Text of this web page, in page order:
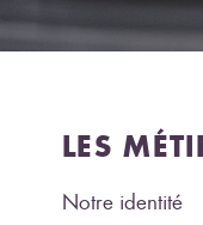
LES
Notre identité